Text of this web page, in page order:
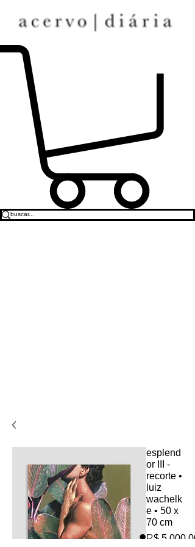
esplend
or III -
recorte •
luiz
wachelk
e • 50 x
70 cm
R$ 5.000,00